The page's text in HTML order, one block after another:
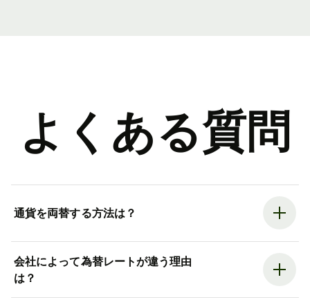
よくある質問
通貨を両替する方法は？
会社によって為替レートが違う理由
は？